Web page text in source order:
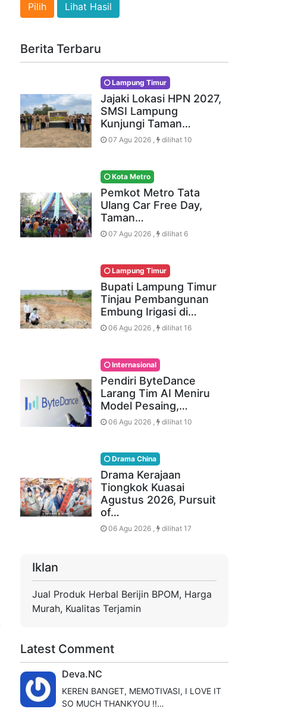
Lihat Hasil
Berita Terbaru
Lampung Timur
Jajaki Lokasi HPN 2027,
SMSI Lampung
Kunjungi Taman…
07 Agu 2026 , dilihat 10
Kota Metro
Pemkot Metro Tata
Ulang Car Free Day,
Taman…
07 Agu 2026 , dilihat 6
Lampung Timur
Bupati Lampung Timur
Tinjau Pembangunan
Embung Irigasi di…
06 Agu 2026 , dilihat 16
Internasional
Pendiri ByteDance
Larang Tim AI Meniru
Model Pesaing,…
06 Agu 2026 , dilihat 10
Drama China
Drama Kerajaan
Tiongkok Kuasai
Agustus 2026, Pursuit
of…
06 Agu 2026 , dilihat 17
Iklan
Jual Produk Herbal Berijin BPOM, Harga
Murah, Kualitas Terjamin
Latest Comment
Deva.NC
KEREN BANGET, MEMOTIVASI, I LOVE IT
SO MUCH THANKYOU !!…